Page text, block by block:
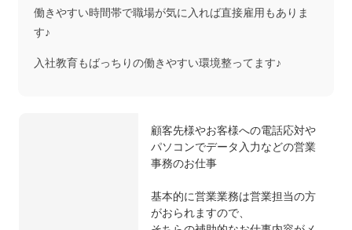
働きやすい時間帯で職場が気に入れば直接雇用もありま
す♪
入社教育もばっちりの働きやすい環境整ってます♪
顧客先様やお客様への電話応対や
パソコンでデータ入力などの営業
事務のお仕事
基本的に営業業務は営業担当の方
がおられますので、